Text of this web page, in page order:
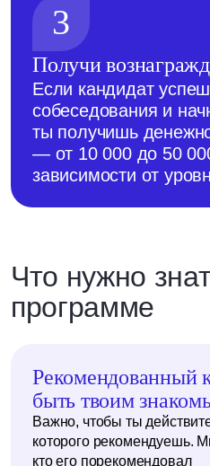
3
Получи
Если кандидат
собеседования и
ты получишь
— от 10 000 до 50
зависимости от
Что нужно
программе
Рекомендованный
быть твоим
Важно, чтобы ты
которого рекомендуешь.
кто его порекомендовал